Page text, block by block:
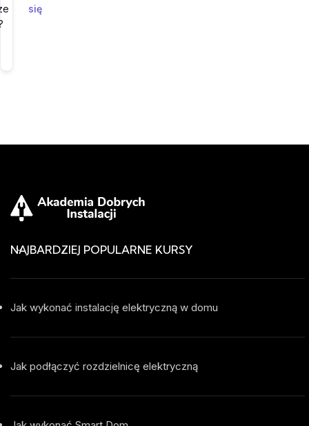
się
NAJBARDZIEJ POPULARNE KURSY
Jak wykonać instalację elektryczną w domu
Jak podłączyć rozdzielnicę elektryczną